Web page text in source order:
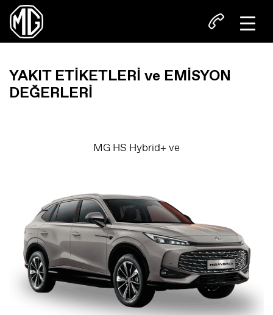
YAKIT ETİKETLERİ ve EMİSYON
DEĞERLERİ
MG HS Hybrid+ ve